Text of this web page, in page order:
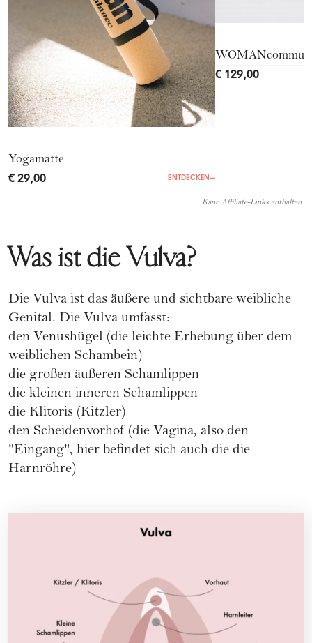
Yogamatte
€ 29,00 ENTDECKEN→
€ 129,00
Kann Affiliate-Links enthalten.
Was ist die Vulva?
Die Vulva ist das äußere und sichtbare weibliche
Genital. Die Vulva umfasst:
den Venushügel (die leichte Erhebung über dem
weiblichen Schambein)
die großen äußeren Schamlippen
die kleinen inneren Schamlippen
die Klitoris (Kitzler)
den Scheidenvorhof (die Vagina, also den
"Eingang", hier befindet sich auch die die
Harnröhre)